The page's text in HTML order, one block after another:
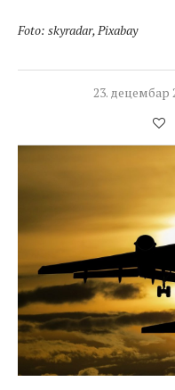
Foto: skyradar, Pixabay
23. децембар